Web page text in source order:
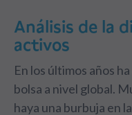
Análisis de la
activos
En los últimos años
bolsa a nivel global.
haya una burbuja en